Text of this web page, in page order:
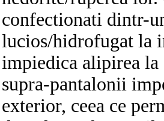
confectionati dintr-
lucios/hidrofugat la
impiedica alipirea la
supra-pantalonii
exterior, ceea ce